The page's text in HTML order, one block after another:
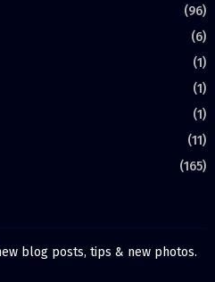
(96)
(6)
(1)
(1)
(1)
(11)
(165)
blog posts, tips & new photos.